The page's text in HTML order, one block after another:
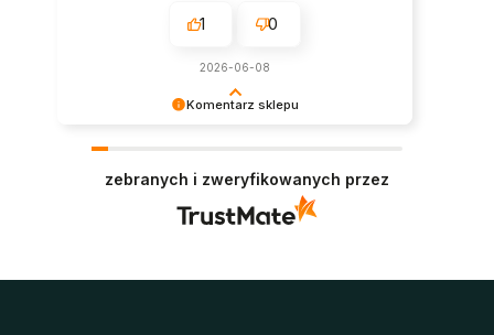
Komentarz sklepu
1 0
2026-06-08
zebranych i zweryfikowanych przez